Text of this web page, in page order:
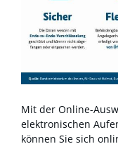
Mit der Online-
elektronischen
können Sie sich